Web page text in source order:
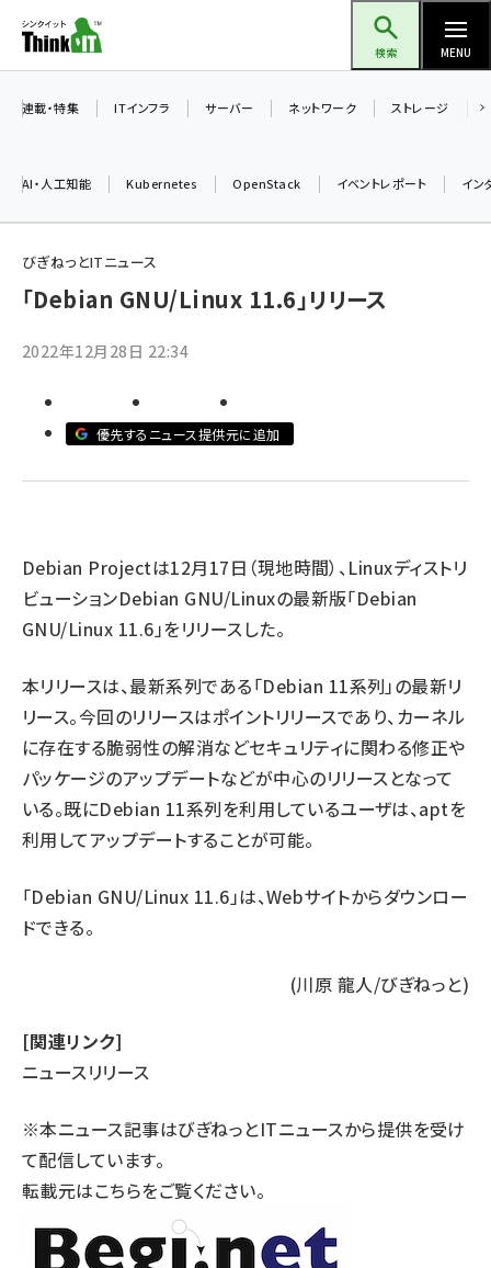
ン
ツ
検索 MENU
加藤銘のチーム貢献～仲間と築いた勝利の絆～ (2287)
drupal (1921)
genai (1464)
連載・特集 ITインフラ サーバー ネットワーク ストレージ
AI・人工知能 Kubernetes OpenStack イベントレポート イン
びぎねっとITニュース
「Debian GNU/Linux 11.6」リリース
2022年12月28日 22:34
優先するニュース提供元に追加
Debian Projectは12月17日（現地時間）、Linuxディストリ
ビューションDebian GNU/Linuxの最新版「Debian
GNU/Linux 11.6」をリリースした。
本リリースは、最新系列である「Debian 11系列」の最新リ
リース。今回のリリースはポイントリリースであり、カーネル
に存在する脆弱性の解消などセキュリティに関わる修正や
パッケージのアップデートなどが中心のリリースとなって
いる。既にDebian 11系列を利用しているユーザは、aptを
利用してアップデートすることが可能。
「Debian GNU/Linux 11.6」は、Webサイトからダウンロー
ドできる。
(川原 龍人/びぎねっと)
[関連リンク]
ニュースリリース
※本ニュース記事はびぎねっとITニュースから提供を受け
て配信しています。
転載元はこちらをご覧ください。